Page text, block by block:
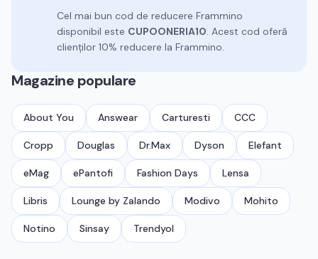
Cel mai bun cod de reducere Frammino
disponibil este CUPOONERIA10. Acest cod oferă
clienților 10% reducere la Frammino.
Magazine populare
About You Answear Carturesti CCC
Cropp Douglas Dr.Max Dyson Elefant
eMag ePantofi Fashion Days Lensa
Libris Lounge by Zalando Modivo Mohito
Notino Sinsay Trendyol